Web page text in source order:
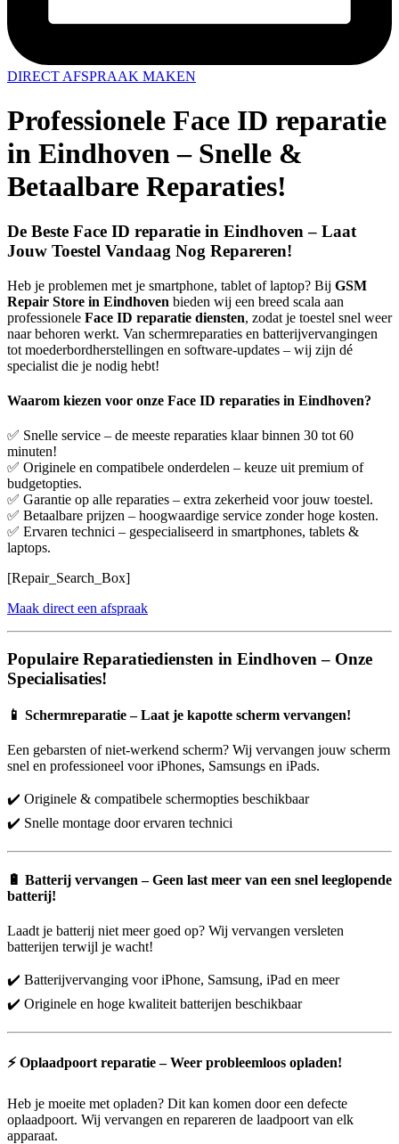
DIRECT AFSPRAAK MAKEN
Professionele Face ID reparatie
in Eindhoven – Snelle &
Betaalbare Reparaties!
De Beste Face ID reparatie in Eindhoven – Laat
Jouw Toestel Vandaag Nog Repareren!
Heb je problemen met je smartphone, tablet of laptop? Bij GSM
Repair Store in Eindhoven bieden wij een breed scala aan
professionele Face ID reparatie diensten, zodat je toestel snel weer
naar behoren werkt. Van schermreparaties en batterijvervangingen
tot moederbordherstellingen en software-updates – wij zijn dé
specialist die je nodig hebt!
Waarom kiezen voor onze Face ID reparaties in Eindhoven?
✅ Snelle service – de meeste reparaties klaar binnen 30 tot 60
minuten!
✅ Originele en compatibele onderdelen – keuze uit premium of
budgetopties.
✅ Garantie op alle reparaties – extra zekerheid voor jouw toestel.
✅ Betaalbare prijzen – hoogwaardige service zonder hoge kosten.
✅ Ervaren technici – gespecialiseerd in smartphones, tablets &
laptops.
[Repair_Search_Box]
Maak direct een afspraak
Populaire Reparatiediensten in Eindhoven – Onze
Specialisaties!
📱 Schermreparatie – Laat je kapotte scherm vervangen!
Een gebarsten of niet-werkend scherm? Wij vervangen jouw scherm
snel en professioneel voor iPhones, Samsungs en iPads.
✔️ Originele & compatibele schermopties beschikbaar
✔️ Snelle montage door ervaren technici
🔋 Batterij vervangen – Geen last meer van een snel leeglopende
batterij!
Laadt je batterij niet meer goed op? Wij vervangen versleten
batterijen terwijl je wacht!
✔️ Batterijvervanging voor iPhone, Samsung, iPad en meer
✔️ Originele en hoge kwaliteit batterijen beschikbaar
⚡Oplaadpoort reparatie – Weer probleemloos opladen!
Heb je moeite met opladen? Dit kan komen door een defecte
oplaadpoort. Wij vervangen en repareren de laadpoort van elk
apparaat.